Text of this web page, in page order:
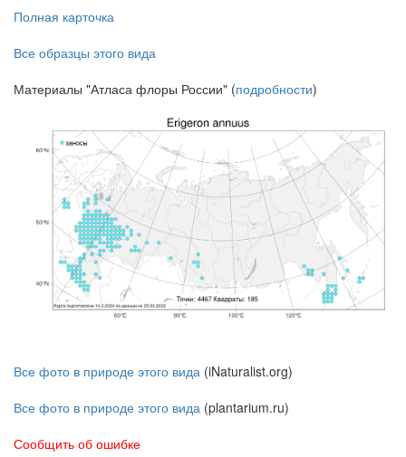
Полная карточка
Все образцы этого вида
Материалы "Атласа флоры России" (подробности)
Все фото в природе этого вида (iNaturalist.org)
Все фото в природе этого вида (plantarium.ru)
Сообщить об ошибке